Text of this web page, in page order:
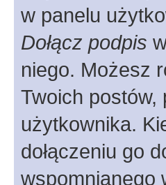
w panelu
Dołącz podpis
niego. Możesz
Twoich postów,
użytkownika.
dołączeniu go
wspomnianego